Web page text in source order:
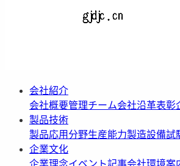
会社紹介
会社概要管理チーム会社沿革表彰
製品技術
製品応用分野生産能力製造設備試
企業文化
企業理念イベント記事会社環境案